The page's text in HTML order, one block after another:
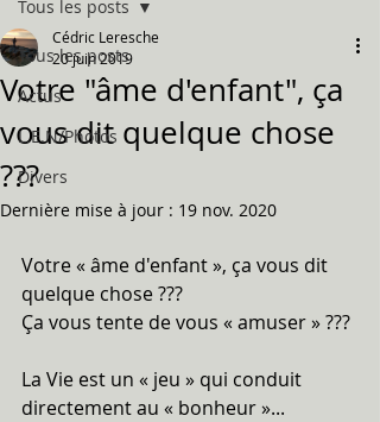
Tous les posts
Actus
L.E.N/Photos
Divers
Tous les posts
Votre "âme d'enfant", ça
vous dit quelque chose
???
Cédric Leresche
20 juin 2019
Dernière mise à jour : 19 nov. 2020
Votre « âme d'enfant », ça vous dit
quelque chose ???
Ça vous tente de vous « amuser » ???
La Vie est un « jeu » qui conduit
directement au « bonheur »...